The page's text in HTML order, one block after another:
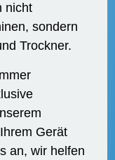
nicht
sondern
Trockner.
Gerät
an, wir helfen